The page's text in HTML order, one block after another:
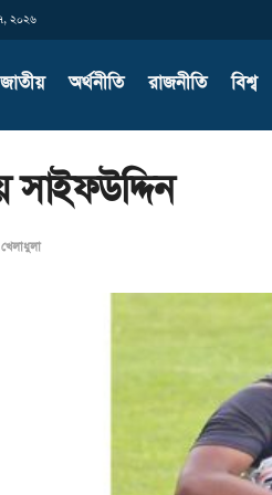
৭, ২০২৬
জাতীয় অর্থনীতি রাজনীতি বিশ্ব
সাইফউদ্দিন
খেলাধুলা